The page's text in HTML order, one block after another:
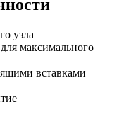
узла
максимального
вставками